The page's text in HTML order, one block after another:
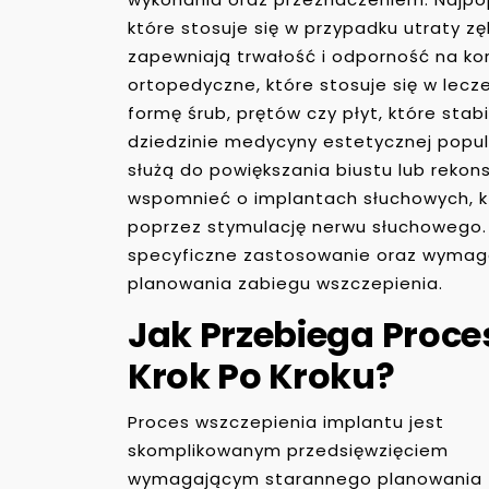
które stosuje się w przypadku utraty
zapewniają trwałość i odporność na
ortopedyczne, które stosuje się w
formę śrub, prętów czy płyt, które
dziedzinie medycyny estetycznej
służą do powiększania biustu lub
wspomnieć o implantach słuchowych,
poprzez stymulację nerwu
specyficzne zastosowanie oraz
planowania zabiegu wszczepienia.
Jak Przebiega
Krok Po Kroku?
Proces wszczepienia implantu jest
skomplikowanym przedsięwzięciem
wymagającym starannego planowania